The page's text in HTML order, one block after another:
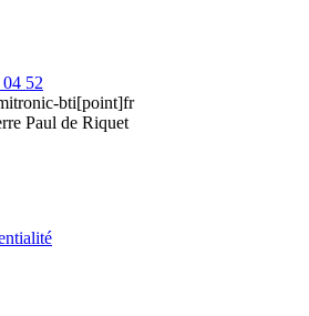
52
bti[point]fr
Paul de Riquet